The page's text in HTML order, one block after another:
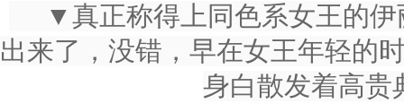
▼真正称得上同色系女王的伊
出来了，没错，早在女王年轻的
身白散发着高贵